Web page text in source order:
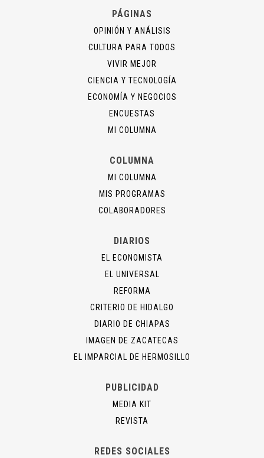
PÁGINAS
OPINIÓN Y ANÁLISIS
CULTURA PARA TODOS
VIVIR MEJOR
CIENCIA Y TECNOLOGÍA
ECONOMÍA Y NEGOCIOS
ENCUESTAS
MI COLUMNA
COLUMNA
MI COLUMNA
MIS PROGRAMAS
COLABORADORES
DIARIOS
EL ECONOMISTA
EL UNIVERSAL
REFORMA
CRITERIO DE HIDALGO
DIARIO DE CHIAPAS
IMAGEN DE ZACATECAS
EL IMPARCIAL DE HERMOSILLO
PUBLICIDAD
MEDIA KIT
REVISTA
REDES SOCIALES